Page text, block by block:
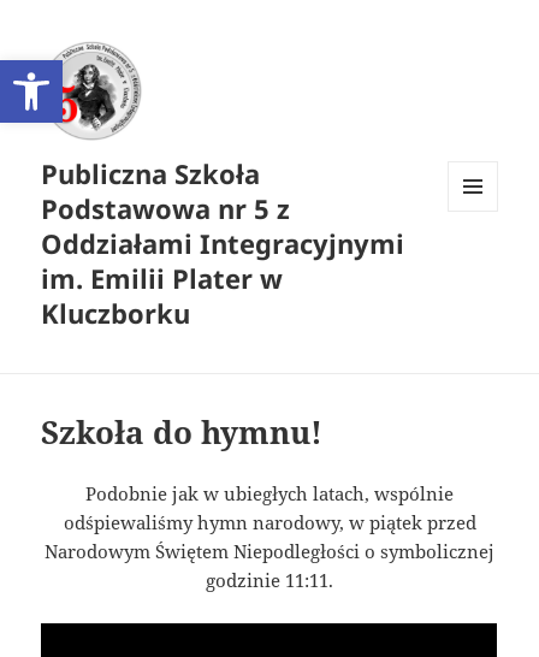
Otwórz pasek narzędzi
Publiczna Szkoła
Podstawowa nr 5 z
Oddziałami Integracyjnymi
im. Emilii Plater w
Kluczborku
Szkoła do hymnu!
Podobnie jak w ubiegłych latach, wspólnie
odśpiewaliśmy hymn narodowy, w piątek przed
Narodowym Świętem Niepodległości o symbolicznej
godzinie 11:11.